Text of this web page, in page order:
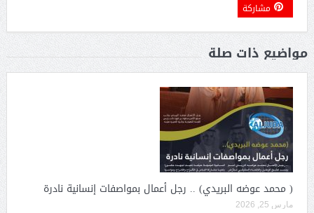
مشاركة
مواضيع ذات صلة
( محمد عوضه البريدي) .. رجل أعمال بمواصفات إنسانية نادرة
مارس 25, 2026